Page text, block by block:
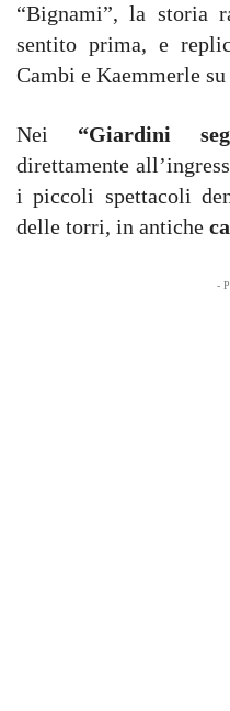
“Bignami”, la storia
sentito prima, e
Cambi e Kaemmerle
Nei “Giardini
direttamente
i piccoli spettacoli
delle torri, in antiche
-